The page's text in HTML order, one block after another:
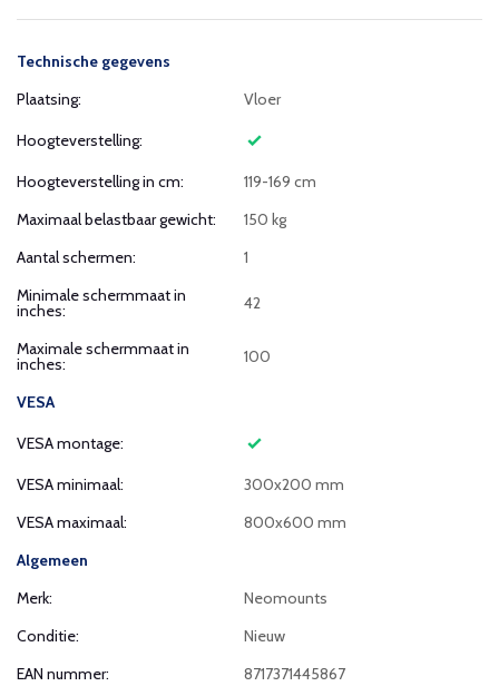
Technische gegevens
Plaatsing:
Vloer
Hoogteverstelling:
Hoogteverstelling in cm:
119-169 cm
Maximaal belastbaar gewicht:
150 kg
Aantal schermen:
1
Minimale schermmaat in
inches: 42
Maximale schermmaat in
inches: 100
VESA
VESA montage:
VESA minimaal:
300x200 mm
VESA maximaal:
800x600 mm
Algemeen
Merk:
Neomounts
Conditie:
Nieuw
EAN nummer:
8717371445867